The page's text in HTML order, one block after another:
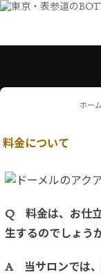
ホーム
料金について
Q 料金は、お仕
生するのでしょう
A 当サロンでは、